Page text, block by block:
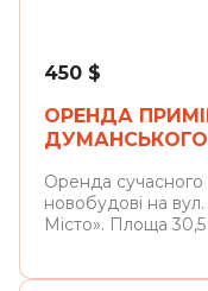
450 $
ОРЕНДА
ДУМАНСЬКОГО
Оренда
новобудові на
Місто». Площа